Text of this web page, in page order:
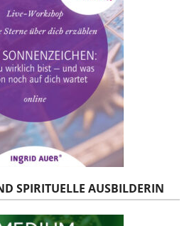
SPIRITUELLE AUSBILDERIN